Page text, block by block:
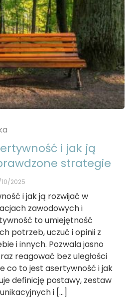
i jak ją
strategie
10/2025
i jak ją rozwijać w
zawodowych i
to umiejętność
potrzeb, uczuć i opinii z
i innych. Pozwala jasno
reagować bez uległości
co to jest asertywność i jak
definicję postawy, zestaw
i […]